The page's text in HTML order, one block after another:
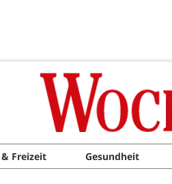
Freizeit Gesundheit